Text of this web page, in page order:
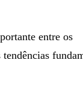
entre os